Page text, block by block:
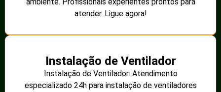
atender. Ligue agora!
Instalação de Ventilador
Instalação de Ventilador: Atendimento
especializado 24h para instalação de ventiladores